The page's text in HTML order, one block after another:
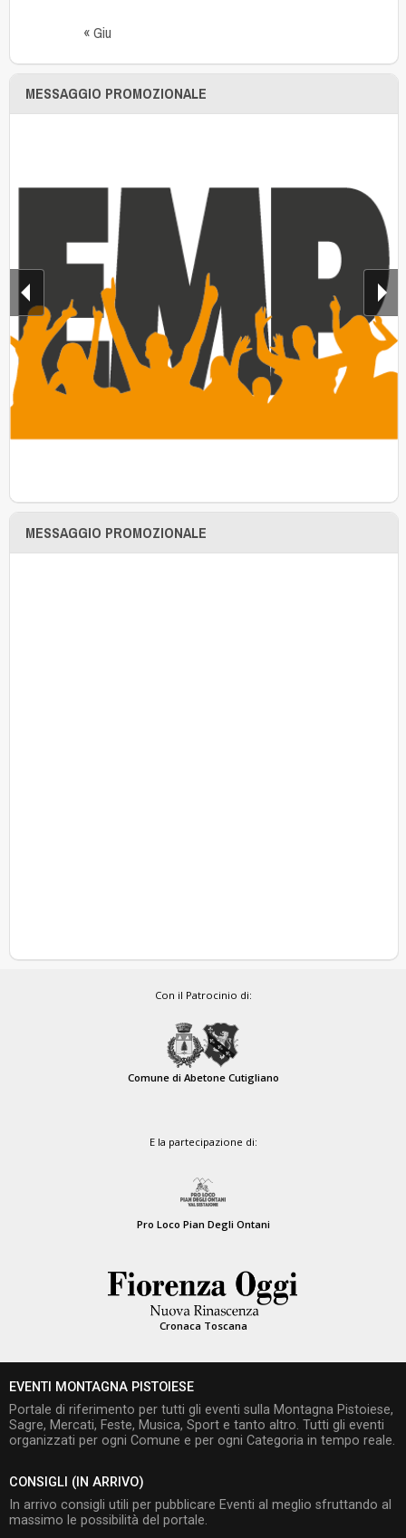
« Giu
MESSAGGIO PROMOZIONALE
MESSAGGIO PROMOZIONALE
Con il Patrocinio di:
Comune di Abetone Cutigliano
E la partecipazione di:
Pro Loco Pian Degli Ontani
Cronaca Toscana
EVENTI MONTAGNA PISTOIESE
Portale di riferimento per tutti gli eventi sulla Montagna Pistoiese,
Sagre, Mercati, Feste, Musica, Sport e tanto altro. Tutti gli eventi
organizzati per ogni Comune e per ogni Categoria in tempo reale.
CONSIGLI (IN ARRIVO)
In arrivo consigli utili per pubblicare Eventi al meglio sfruttando al
massimo le possibilità del portale.